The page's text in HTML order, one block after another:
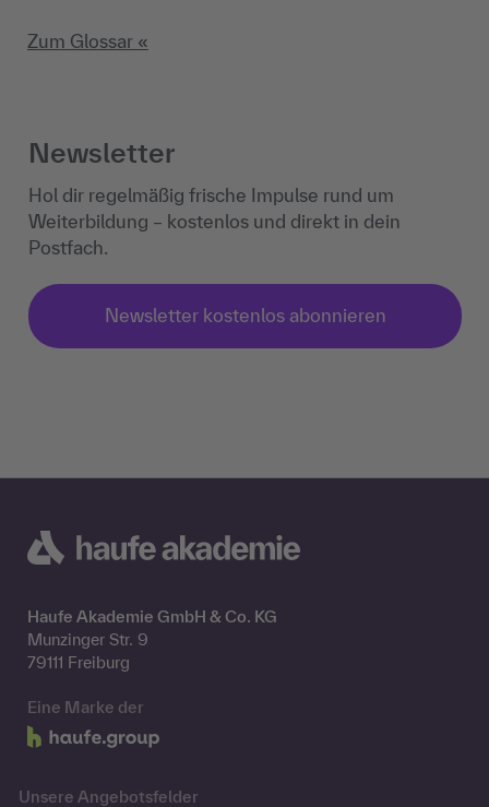
Zum Glossar «
Newsletter
Hol dir regelmäßig frische Impulse rund um
Weiterbildung – kostenlos und direkt in dein
Postfach.
Newsletter kostenlos abonnieren
Haufe Akademie GmbH & Co. KG
Munzinger Str. 9
79111 Freiburg
Eine Marke der
Unsere Angebotsfelder